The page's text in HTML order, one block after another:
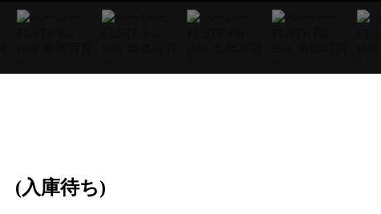
(入庫待ち)